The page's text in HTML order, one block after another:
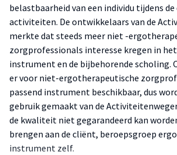
belastbaarheid van een individu tijdens
activiteiten. De ontwikkelaars van de
merkte dat steeds meer niet -
zorgprofessionals interesse kregen in
instrument en de bijbehorende scholing.
er voor niet-ergotherapeutische
passend instrument beschikbaar, dus
gebruik gemaakt van de
de kwaliteit niet gegarandeerd kan
brengen aan de cliënt, beroepsgroep
instrument zelf.